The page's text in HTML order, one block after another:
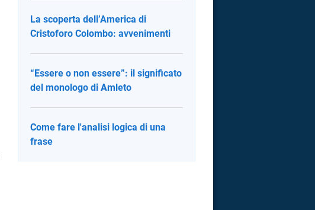
La scoperta dell’America di
Cristoforo Colombo: avvenimenti
“Essere o non essere”: il significato
del monologo di Amleto
Come fare l'analisi logica di una
frase